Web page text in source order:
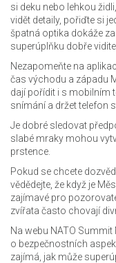
si deku nebo lehkou
vidět detaily, pořiďte si
špatná optika dokáže
superúplňku dobře
Nezapomeňte na
čas východu a západu
dají pořídit i s mobilním
snímání a držet telefon
Je dobré sledovat
slabé mraky mohou
prstence.
Pokud se chcete
vědědejte, že když je
zajímavé pro
zvířata často chovají
Na webu NATO
o bezpečnostních
zajímá, jak může